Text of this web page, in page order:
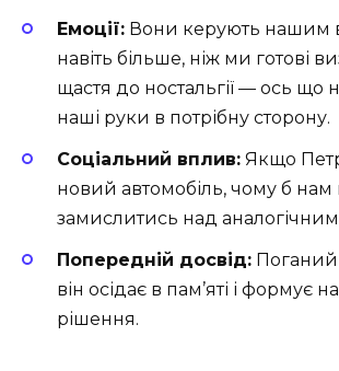
Емоції: Вони керують нашим
навіть більше, ніж ми готові
щастя до ностальгії — ось що
наші руки в потрібну сторону.
Соціальний вплив: Якщо
новий автомобіль, чому б нам
замислитись над
Попередній досвід:
він осідає в пам’яті і формує
рішення.